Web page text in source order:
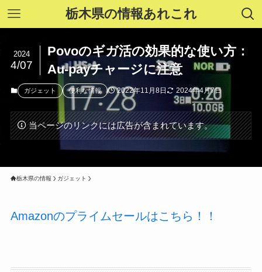
栃木県の情報あれこれ
Povoのギガ活の効果的な使い方：
Au-payチャージに注意
2024
4/07
ガジェット 便利な情報 2022年11月8日 2024年4月7日
当ページのリンクには広告が含まれています。
栃木県の情報 ガジェット
Amazonのプライムセールはこちら！！